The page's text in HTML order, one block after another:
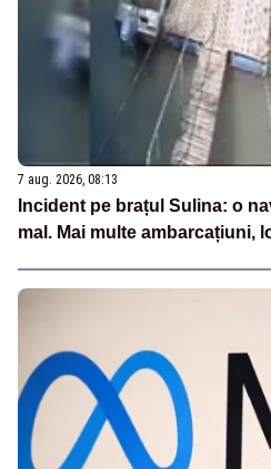
7 aug. 2026, 08:13
Incident pe brațul Sulina: o
mal. Mai multe ambarcațiuni,